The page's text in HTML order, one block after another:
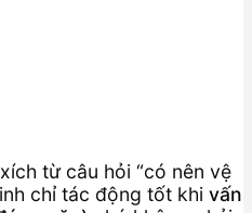
từ câu hỏi “có nên vệ
chỉ tác động tốt khi vấn